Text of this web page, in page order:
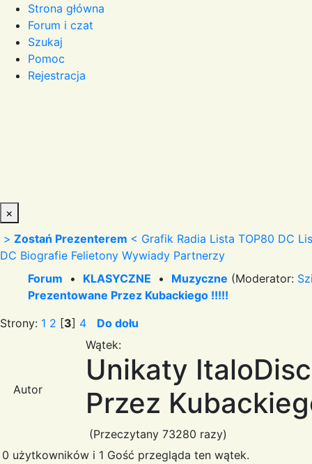
Strona główna
Forum i czat
Szukaj
Pomoc
Rejestracja
×
> Zostań Prezenterem < Grafik Radia Lista TOP80 DC
DC Biografie Felietony Wywiady Partnerzy
Forum • KLASYCZNE • Muzyczne (Moderator:
Prezentowane Przez Kubackiego !!!!!
Strony: 1 2 [3] 4 Do dołu
Autor
Wątek:
Unikaty
Przez
(Przeczytany 73280 razy)
0 użytkowników i 1 Gość przegląda ten wątek.